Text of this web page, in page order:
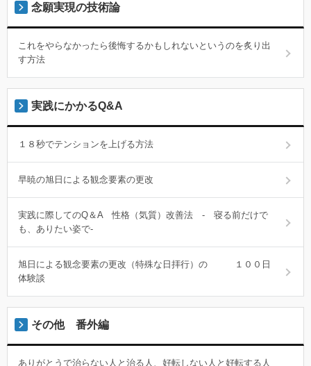
念願実現の技術論
これをやらなかったら後悔するかもしれないというのを炙り出
す方法
実践にかかるQ&A
１８秒でテンションを上げる方法
早暁の旭日による観念要素の更改
実践に際してのQ＆A 性格（気質）改善法 - 寝る前だけで
も、ありたい姿で-
旭日による観念要素の更改（特殊な日拝行）の １００日
体験談
その他 番外編
ありがとうで治らない人と治る人、好転しない人と好転する人